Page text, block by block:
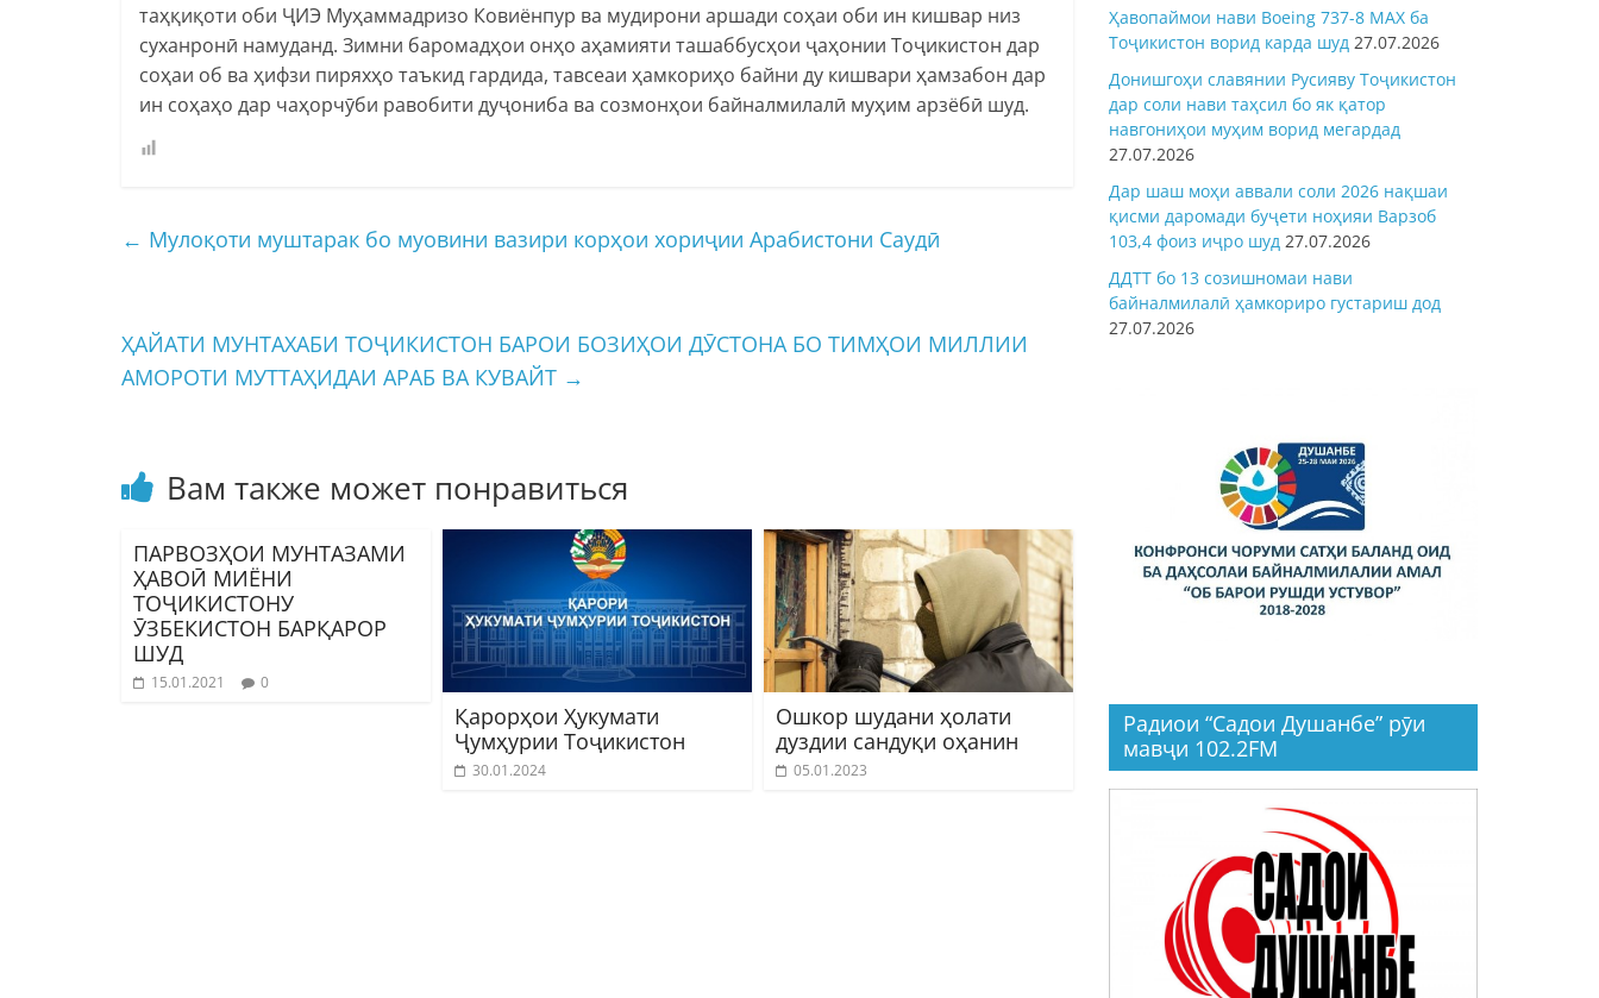
таҳқиқоти оби ҶИЭ Муҳаммадризо Ковиёнпур ва мудирони аршади соҳаи оби ин кишвар низ
суханронӣ намуданд. Зимни баромадҳои онҳо аҳамияти ташаббусҳои ҷаҳонии Тоҷикистон дар
соҳаи об ва ҳифзи пиряхҳо таъкид гардида, тавсеаи ҳамкориҳо байни ду кишвари ҳамзабон дар
ин соҳаҳо дар чаҳорчӯби равобити дуҷониба ва созмонҳои байналмилалӣ муҳим арзёбӣ шуд.
← Мулоқоти муштарак бо муовини вазири корҳои хориҷии Арабистони Саудӣ
ҲАЙАТИ МУНТАХАБИ ТОҶИКИСТОН БАРОИ БОЗИҲОИ ДӮСТОНА БО ТИМҲОИ МИЛЛИИ
АМОРОТИ МУТТАҲИДАИ АРАБ ВА КУВАЙТ →
Вам также может понравиться
ПАРВОЗҲОИ МУНТАЗАМИ
ҲАВОӢ МИЁНИ
ТОҶИКИСТОНУ
ӮЗБЕКИСТОН БАРҚАРОР
ШУД
15.01.2021 0
Қарорҳои Ҳукумати
Ҷумҳурии Тоҷикистон
30.01.2024
Ошкор шудани ҳолати
дуздии сандуқи оҳанин
05.01.2023
Ҳавопаймои нави Boeing 737-8 MAX ба
Тоҷикистон ворид карда шуд 27.07.2026
Донишгоҳи славянии Русияву Тоҷикистон
дар соли нави таҳсил бо як қатор
навгониҳои муҳим ворид мегардад
27.07.2026
Дар шаш моҳи аввали соли 2026 нақшаи
қисми даромади буҷети ноҳияи Варзоб
103,4 фоиз иҷро шуд 27.07.2026
ДДТТ бо 13 созишномаи нави
байналмилалӣ ҳамкориро густариш дод
27.07.2026
Радиои “Садои Душанбе” рӯи
мавҷи 102.2FM